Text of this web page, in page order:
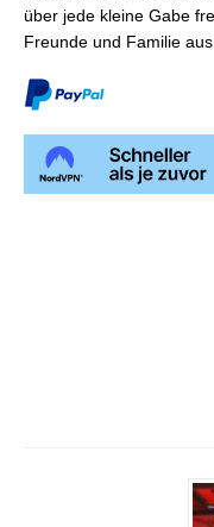
über jede kleine Gabe
Freunde und Familie aus.